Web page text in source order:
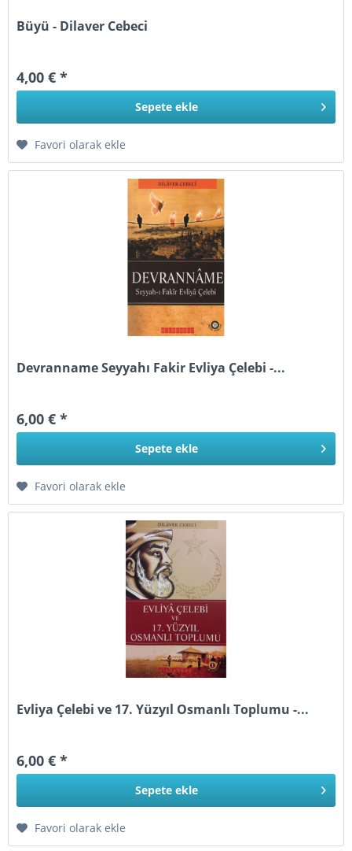
Büyü - Dilaver Cebeci
4,00 € *
Sepete ekle
Favori olarak ekle
Devranname Seyyahı Fakir Evliya Çelebi -...
6,00 € *
Sepete ekle
Favori olarak ekle
Evliya Çelebi ve 17. Yüzyıl Osmanlı Toplumu -...
6,00 € *
Sepete ekle
Favori olarak ekle